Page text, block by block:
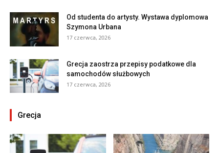
Od studenta do artysty. Wystawa dyplomowa
Szymona Urbana
17 czerwca, 2026
Grecja zaostrza przepisy podatkowe dla
samochodów służbowych
17 czerwca, 2026
Grecja